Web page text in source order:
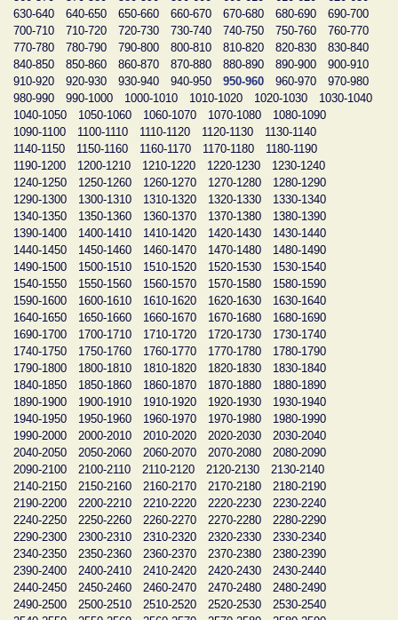
630-640
640-650 650-660 660-670 670-680 680-690
690-700
700-710
710-720 720-730 730-740 740-750 750-760
760-770
770-780
780-790 790-800 800-810 810-820 820-830
830-840
840-850
850-860 860-870 870-880 880-890 890-900
900-910
910-920
920-930 930-940 940-950 950-960 960-970
970-980
980-990
990-1000 1000-1010 1010-1020 1020-1030
1030-1040
1040-1050
1050-1060 1060-1070 1070-1080
1080-1090
1090-1100
1100-1110 1110-1120 1120-1130
1130-1140
1140-1150
1150-1160 1160-1170 1170-1180
1180-1190
1190-1200
1200-1210 1210-1220 1220-1230
1230-1240
1240-1250
1250-1260 1260-1270 1270-1280
1280-1290
1290-1300
1300-1310 1310-1320 1320-1330
1330-1340
1340-1350
1350-1360 1360-1370 1370-1380
1380-1390
1390-1400
1400-1410 1410-1420 1420-1430
1430-1440
1440-1450
1450-1460 1460-1470 1470-1480
1480-1490
1490-1500
1500-1510 1510-1520 1520-1530
1530-1540
1540-1550
1550-1560 1560-1570 1570-1580
1580-1590
1590-1600
1600-1610 1610-1620 1620-1630
1630-1640
1640-1650
1650-1660 1660-1670 1670-1680
1680-1690
1690-1700
1700-1710 1710-1720 1720-1730
1730-1740
1740-1750
1750-1760 1760-1770 1770-1780
1780-1790
1790-1800
1800-1810 1810-1820 1820-1830
1830-1840
1840-1850
1850-1860 1860-1870 1870-1880
1880-1890
1890-1900
1900-1910 1910-1920 1920-1930
1930-1940
1940-1950
1950-1960 1960-1970 1970-1980
1980-1990
1990-2000
2000-2010 2010-2020 2020-2030
2030-2040
2040-2050
2050-2060 2060-2070 2070-2080
2080-2090
2090-2100
2100-2110 2110-2120 2120-2130
2130-2140
2140-2150
2150-2160 2160-2170 2170-2180
2180-2190
2190-2200
2200-2210 2210-2220 2220-2230
2230-2240
2240-2250
2250-2260 2260-2270 2270-2280
2280-2290
2290-2300
2300-2310 2310-2320 2320-2330
2330-2340
2340-2350
2350-2360 2360-2370 2370-2380
2380-2390
2390-2400
2400-2410 2410-2420 2420-2430
2430-2440
2440-2450
2450-2460 2460-2470 2470-2480
2480-2490
2490-2500
2500-2510 2510-2520 2520-2530
2530-2540